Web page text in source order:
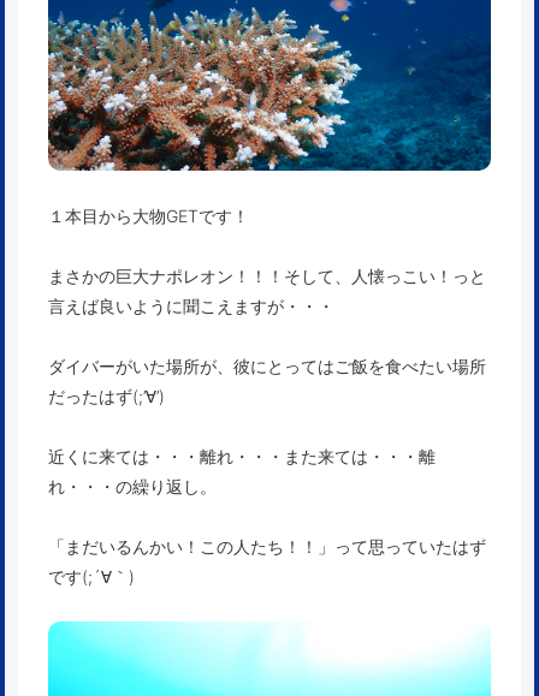
１本目から大物GETです！
まさかの巨大ナポレオン！！！そして、人懐っこい！っと
言えば良いように聞こえますが・・・
ダイバーがいた場所が、彼にとってはご飯を食べたい場所
だったはず(;’∀’)
近くに来ては・・・離れ・・・また来ては・・・離
れ・・・の繰り返し。
「まだいるんかい！この人たち！！」って思っていたはず
です(;´∀｀)